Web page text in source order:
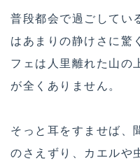
普段都会で過ごしてい
はあまりの静けさに驚
フェは人里離れた山の
が全くありません。
そっと耳をすませば、
のさえずり、カエルや